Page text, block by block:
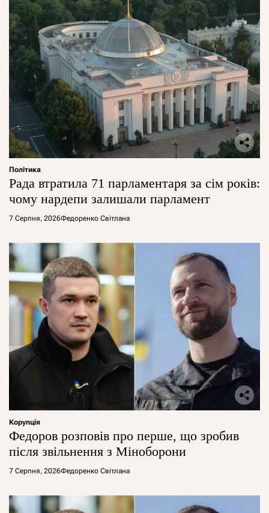
Політика
Рада втратила 71 парламентаря за сім років:
чому нардепи залишали парламент
7 Серпня, 2026Федоренко Світлана
Корупція
Федоров розповів про перше, що зробив
після звільнення з Міноборони
7 Серпня, 2026Федоренко Світлана